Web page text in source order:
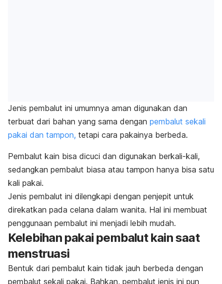
Jenis pembalut ini umumnya aman digunakan dan
terbuat dari bahan yang sama dengan pembalut sekali
pakai dan tampon, tetapi cara pakainya berbeda.
Pembalut kain bisa dicuci dan digunakan berkali-kali,
sedangkan pembalut biasa atau tampon hanya bisa satu
kali pakai.
Jenis pembalut ini dilengkapi dengan penjepit untuk
direkatkan pada celana dalam wanita. Hal ini membuat
penggunaan pembalut ini menjadi lebih mudah.
Kelebihan pakai pembalut kain saat
menstruasi
Bentuk dari pembalut kain tidak jauh berbeda dengan
pembalut sekali pakai. Bahkan, pembalut jenis ini pun